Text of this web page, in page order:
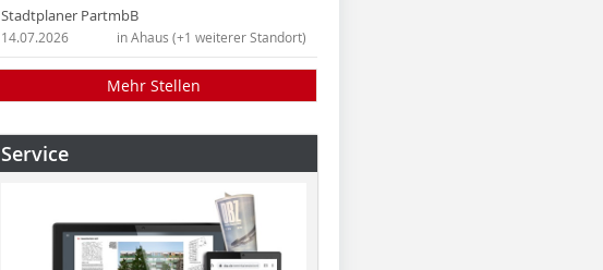
Stadtplaner PartmbB
in Ahaus (+1 weiterer Standort)
14.07.2026
Mehr Stellen
Service